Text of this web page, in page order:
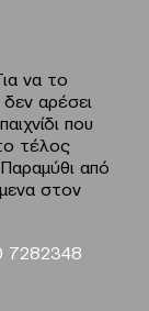
να το
αρέσει
που
τέλος
από
στον
7282348